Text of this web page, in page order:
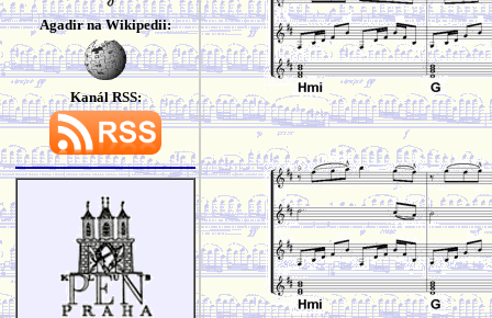
Agadir na Wikipedii:
Kanál RSS: